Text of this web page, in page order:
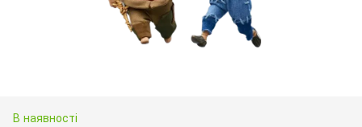
В наявності